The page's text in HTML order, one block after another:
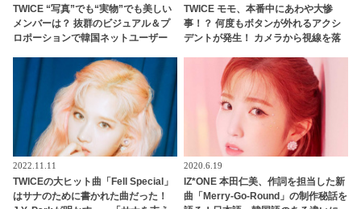
TWICE “写真”でも“実物”でも美しい
メンバーは？ 抜群のビジュアル＆プ
ロポーションで韓国ネットユーザー
TWICE モモ、本番中にあわや大惨
事！？ 何度もボタンが外れるアクシ
デントが発生！ カメラから視線を落
ェッショナルな行動に拍手喝采[動画
2022.11.11
TWICEの大ヒット曲「Fell Special」
はサナのために書かれた曲だった！
2020.6.19
IZ*ONE 本田仁美、作詞を担当した新
曲「Merry-Go-Round」の制作秘話を